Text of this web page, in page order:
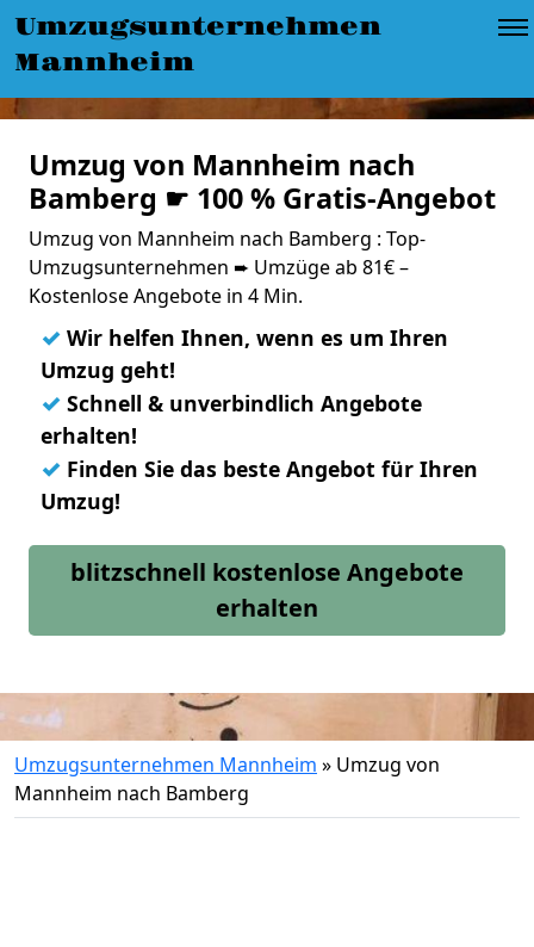
Umzugsunternehmen
Mannheim
Umzug von Mannheim nach
Bamberg ☛ 100 % Gratis-Angebot
Umzug von Mannheim nach Bamberg : Top-
Umzugsunternehmen ➨ Umzüge ab 81€ –
Kostenlose Angebote in 4 Min.
✓ Wir helfen Ihnen, wenn es um Ihren
Umzug geht!
✓ Schnell & unverbindlich Angebote
erhalten!
✓ Finden Sie das beste Angebot für Ihren
Umzug!
blitzschnell kostenlose Angebote
erhalten
Umzugsunternehmen Mannheim » Umzug von
Mannheim nach Bamberg